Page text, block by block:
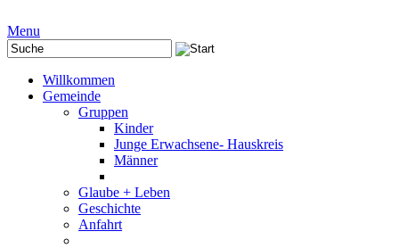
Menu
Willkommen
Gemeinde
Gruppen
Kinder
Junge Erwachsene- Hauskreis
Männer
Glaube + Leben
Geschichte
Anfahrt